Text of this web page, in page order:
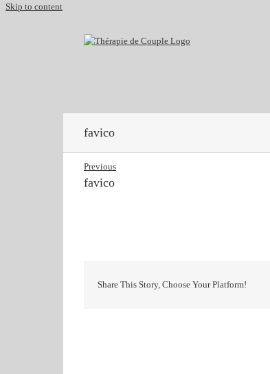
Skip to content
favico
Previous
favico
Share This Story, Choose Your Platform!